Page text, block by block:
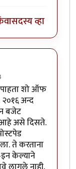
सदस्य व्हा
शो ऑफ
अन्द
बजेट
आहे असे दिसते.
ते करताना
केल्याने